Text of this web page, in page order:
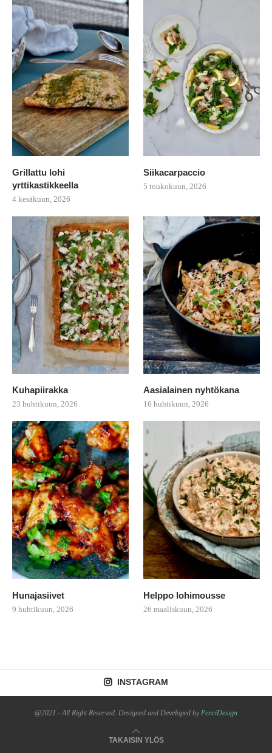
Grillattu lohi
yrttikastikkeella
4 kesäkuun, 2026
Siikacarpaccio
5 toukokuun, 2026
Kuhapiirakka
23 huhtikuun, 2026
Aasialainen nyhtökana
16 huhtikuun, 2026
Hunajasiivet
9 huhtikuun, 2026
Helppo lohimousse
26 maaliskuun, 2026
INSTAGRAM
@2021 - All Right Reserved. Designed and Developed byPenciDesign
TAKAISIN YLÖS